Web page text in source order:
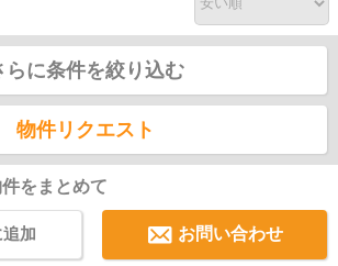
らに条件を絞り込む
物件リクエスト
をまとめて
加 お問い合わせ